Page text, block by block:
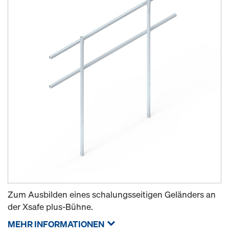
Zum Ausbilden eines schalungsseitigen Geländers an
der Xsafe plus-Bühne.
MEHR INFORMATIONEN